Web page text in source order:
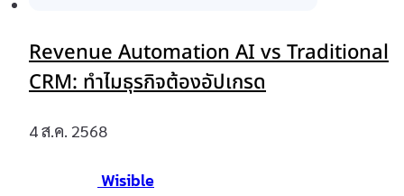
Revenue Automation AI vs Traditional
CRM: ทำไมธุรกิจต้องอัปเกรด
4 ส.ค. 2568
Wisible